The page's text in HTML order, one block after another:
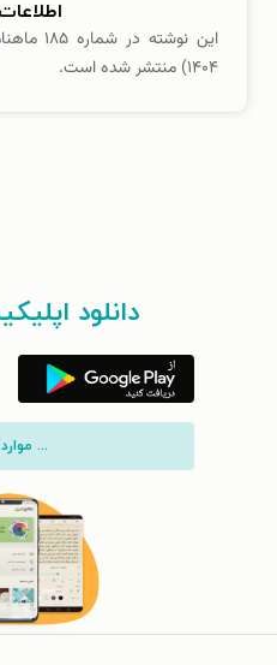
این
۱۴۰۴) منتشر شده است.
دانلود
...